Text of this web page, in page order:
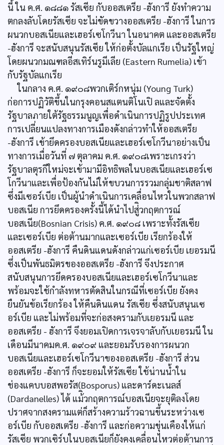
นี้ ใน ค.ศ. ๑๘๘๑ รัสเซีย กับออสเตรีย -ฮังการี ยังทำความ
ตกลงลับโดยรัสเซีย จะไม่ขัดขวางออสเตรีย -ฮังการี ในการ
ผนวกบอสเนียและเฮอร์เซโกวีนา ในอนาคต และออสเตรีย
-ฮังการี จะสนับสนุนรัสเซีย ให้ก่อตั้งบัลแกเรีย เป็นรัฐใหญ่
โดยผนวกมณฑลอีสเทิร์นรูมีเลีย (Eastern Rumelia) เข้า
กับรัฐบัลแกเรีย
ในกลาง ค.ศ. ๑๙๐๘พวกเติร์กหนุ่ม (Young Turk)
ก่อการปฏิวัติขึ้นในกรุงคอนสแตนติโนเปิ ลและจัดตั้ง
รัฐบาลภายใต้รัฐธรรมนูญเพื่อดำเนินการปฏิรูปประเทศ
การเปลี่ยนแปลงทางการเมืองดังกล่าวทำให้ออสเตรีย
-ฮังการี เข้ายึดครองบอสเนียและเฮอร์เซโกวีนาอย่างเป็น
ทางการเมื่อวันที่ ๗ ตุลาคม ค.ศ. ๑๙๐๘เพราะเกรงว่า
รัฐบาลตุรกีใหม่จะเข้ามามีอิทธิพลในบอสเนียและเฮอร์เซ
โกวีนาและเพื่อป้องกันไม่ให้ขบวนการรวมกลุ่มชาติสลาฟ
ซึ่งมีเซอร์เบีย เป็นผู้นำดำเนินการเคลื่อนไหวในพวกสลาฟ
บอสเนีย การยึดครองครั้งนี้ได้นำไปสู่ิวกฤตการณ์
บอสเนีย(Bosnian Crisis) ค.ศ. ๑๙๐๘ เพราะทั้งรัสเซีย
และเซอร์เบีย ต่อต้านมากและเซอร์เบีย เรียกร้องให้
ออสเตรีย -ฮังการี คืนดินแดนดังกล่าวแก่เซอร์เบีย เยอรมนี
ซึ่งเป็นพันธมิตรของออสเตรีย -ฮังการี จึงประกาศ
สนับสนุนการยึดครองบอสเนียและเฮอร์เซโกวีนาและ
พร้อมจะใช้กำลังทหารตัดสินในกรณีที่เซอร์เบีย ยังคง
ยืนยันข้อเรียกร้อง ให้คืนดินแดน รัสเซีย ซึ่งสนับสนุนเซ
อร์เบีย และไม่พร้อมที่จะก่อสงครามกับเยอรมนี และ
ออสเตรีย - ฮังการี จึงยอมเปิดการเจรจาลับกับเยอรมนี ใน
เดือนมีนาคมค.ศ. ๑๙๐๙ และยอมรับรองการผนวก
บอสเนียและเฮอร์เซโกวีนาของออสเตรีย -ฮังการี ส่วน
ออสเตรีย -ฮังการี ก็จะยอมให้รัสเซีย ใช้น่านน้ำใน
ช่องแคบบอสพอรัส(Bosporus) และดาร์ดะเนลส์
(Dardanelles) ได้ แม้ิวกฤตการณ์บอสเนียจะยุติลงโดย
ปราศจากสงครามแต่ก็สร้างความร้าวฉานขึ้นระหว่างเซ
อร์เบีย กับออสเตรีย -ฮังการี และก่อความขุ่นเคืองให้แก่
รัสเซีย พวกเซิร์บในบอสเนียก็ยังคงเคลื่อนไหวต่อต้านการ